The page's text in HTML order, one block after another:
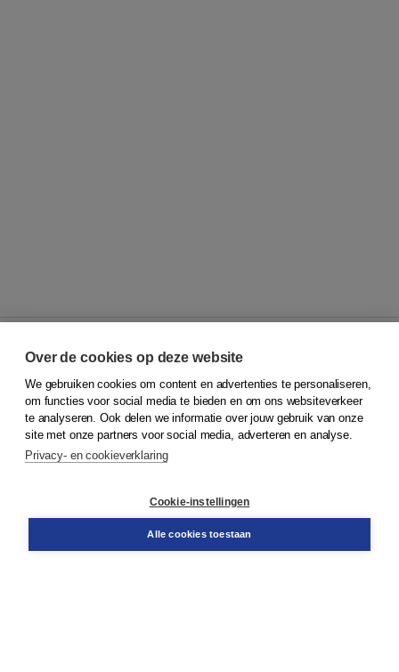
© 2026Koninklijke Boom uitgevers
Klantenservice
Service & informatie
Contact
Over de cookies op deze website
We gebruiken cookies om content en advertenties te personaliseren,
om functies voor social media te bieden en om ons websiteverkeer
te analyseren. Ook delen we informatie over jouw gebruik van onze
site met onze partners voor social media, adverteren en analyse.
Privacy- en cookieverklaring
Cookie-instellingen
Alle cookies toestaan